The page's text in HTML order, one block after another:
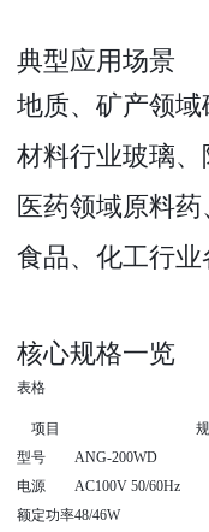
典型应用场景
地质、矿产领
材料行业玻璃
医药领域原料
食品、化工行
核心规格一览
表格
项目
型号
ANG-200WD
电源
AC100V 50/60Hz
额定功率48/46W